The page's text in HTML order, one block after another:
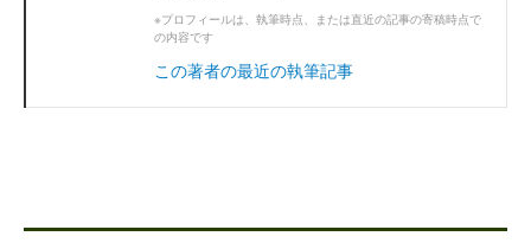
※プロフィールは、執筆時点、または直近の記事の寄稿時点で
の内容です
この著者の最近の執筆記事